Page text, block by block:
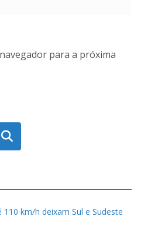
para a próxima
km/h deixam Sul e Sudeste